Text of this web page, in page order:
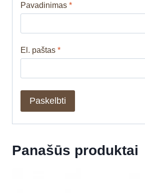
Pavadinimas *
El. paštas *
Panašūs produktai